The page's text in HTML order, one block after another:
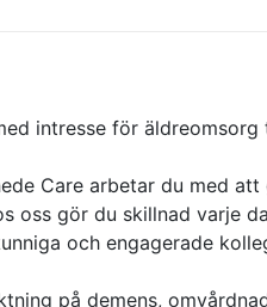
intresse för
Care arbetar du med att
oss gör du skillnad varje
och engagerade
på demens,